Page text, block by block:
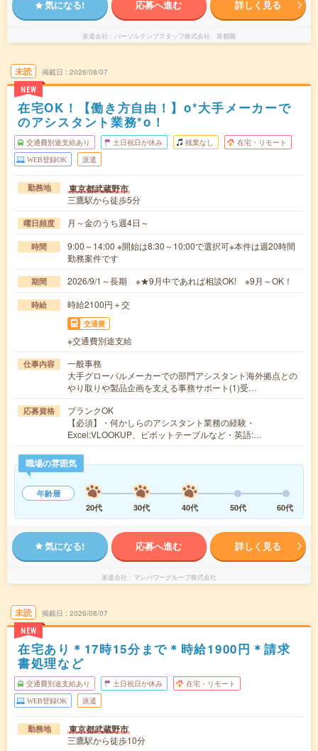
気になる! 応募へ進む 詳しく見る
派遣会社 パーソルテンプスタッフ株式会社 首都圏
未読
NEW
掲載日 2026/08/07
在宅OK！【働き方自由！】o*大手メーカーで
のアシスタント業務*o！
交通費別途支給あり 土日祝日が休み 残業なし 在宅・リモート
WEB登録OK 派遣
勤務地 東京都武蔵野市
三鷹駅から徒歩5分
曜日頻度 月～金のうち週4日～
時間
9:00～14:00 ※開始は8:30～10:00で選択可※本件は週20時間
勤務案件です
期間 2026/9/1～長期 ※★9月中であれば相談OK! ※9月～OK！
時給 時給2100円＋交
交通費
※交通費別途支給
仕事内容
一般事務
大手グローバルメーカーでの部門アシスタント海外拠点との
やり取りや製品企画を支える事務サポート(1)受…
応募資格
ブランクOK
【必須】・何かしらのアシスタント業務の経験・
Excel:VLOOKUP、ピボットテーブルなど・英語:…
職場の雰囲気
年齢層
20代
30代 40代 50代 60代
気になる! 応募へ進む 詳しく見る
派遣会社 マンパワーグループ株式会社
未読
NEW
掲載日 2026/08/07
在宅あり＊17時15分まで＊時給1900円＊請求
書処理など
交通費別途支給あり 土日祝日が休み 在宅・リモート
WEB登録OK 派遣
勤務地 東京都武蔵野市
三鷹駅から徒歩10分